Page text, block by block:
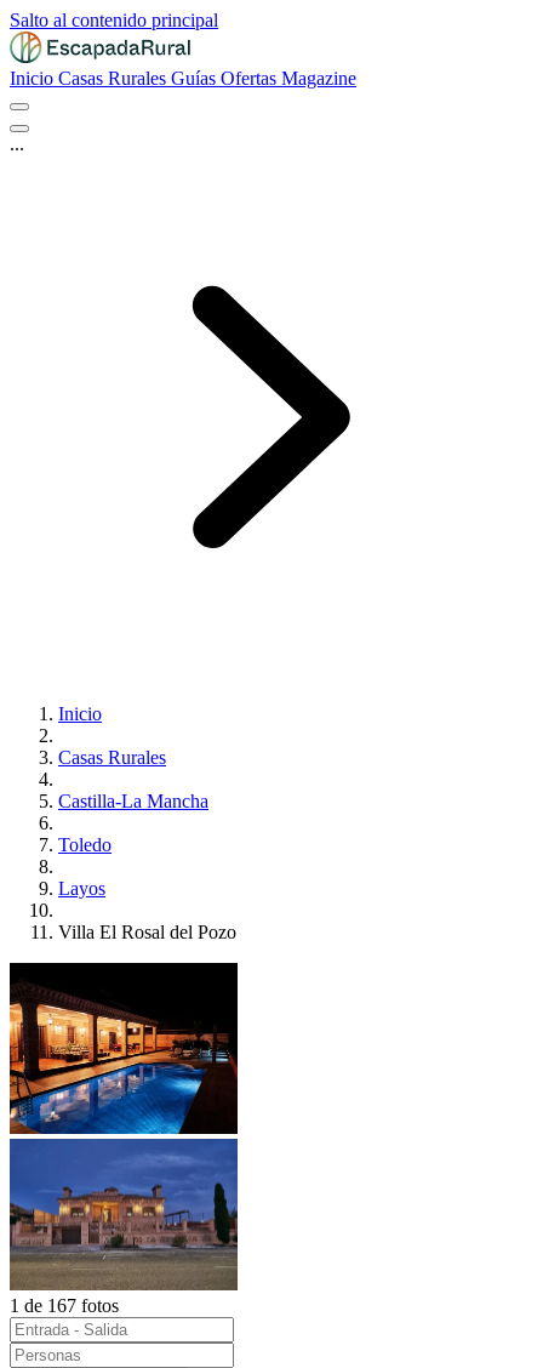
Salto al contenido principal
Inicio Casas Rurales Guías Ofertas Magazine
...
Inicio
Casas Rurales
Castilla-La Mancha
Toledo
Layos
Villa El Rosal del Pozo
1 de 167 fotos